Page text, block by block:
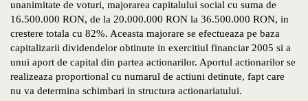
unanimitate de voturi, majorarea capitalului social cu suma de
16.500.000 RON, de la 20.000.000 RON la 36.500.000 RON, in
crestere totala cu 82%. Aceasta majorare se efectueaza pe baza
capitalizarii dividendelor obtinute in exercitiul financiar 2005 si a
unui aport de capital din partea actionarilor. Aportul actionarilor se
realizeaza proportional cu numarul de actiuni detinute, fapt care
nu va determina schimbari in structura actionariatului.